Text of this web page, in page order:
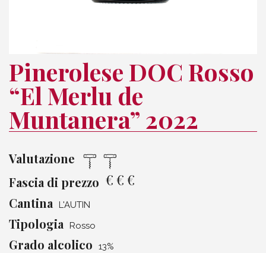
Pinerolese DOC Rosso
“El Merlu de
Muntanera” 2022
Valutazione
Fascia di prezzo €€€
Cantina L'AUTIN
Tipologia Rosso
Grado alcolico 13%